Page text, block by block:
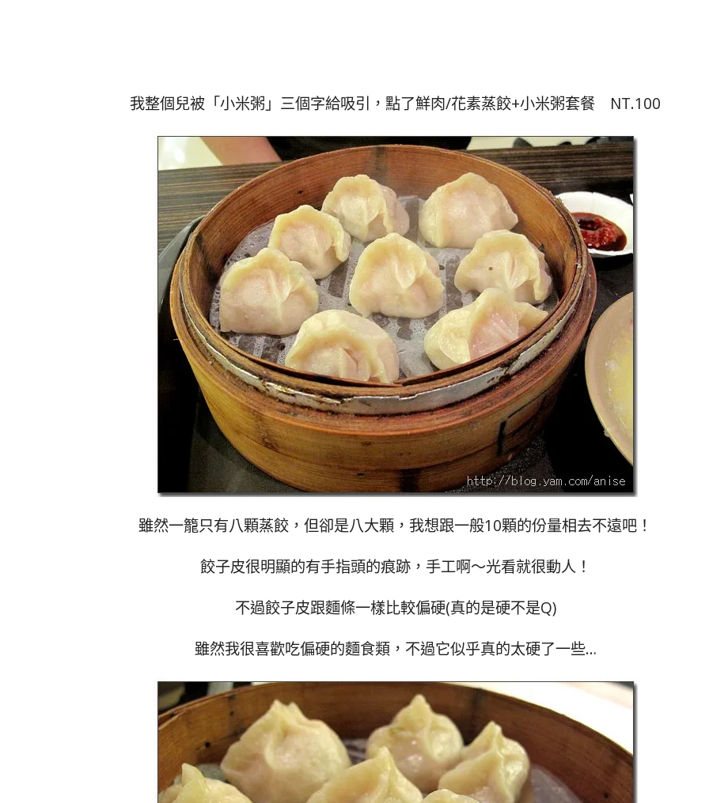
我整個兒被「小米粥」三個字給吸引，點了鮮肉/花素蒸餃+小米粥套餐 NT.100
雖然一籠只有八顆蒸餃，但卻是八大顆，我想跟一般10顆的份量相去不遠吧！
餃子皮很明顯的有手指頭的痕跡，手工啊～光看就很動人！
不過餃子皮跟麵條一樣比較偏硬(真的是硬不是Q)
雖然我很喜歡吃偏硬的麵食類，不過它似乎真的太硬了一些…